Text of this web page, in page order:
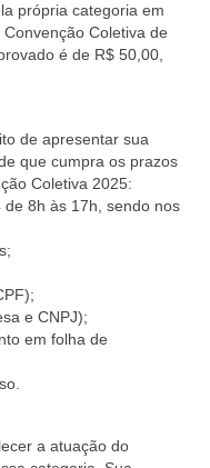
própria categoria em
Coletiva de
é de R$ 50,00,
de apresentar sua
que cumpra os prazos
Coletiva 2025:
8h às 17h, sendo nos
e CNPJ);
em folha de
a atuação do